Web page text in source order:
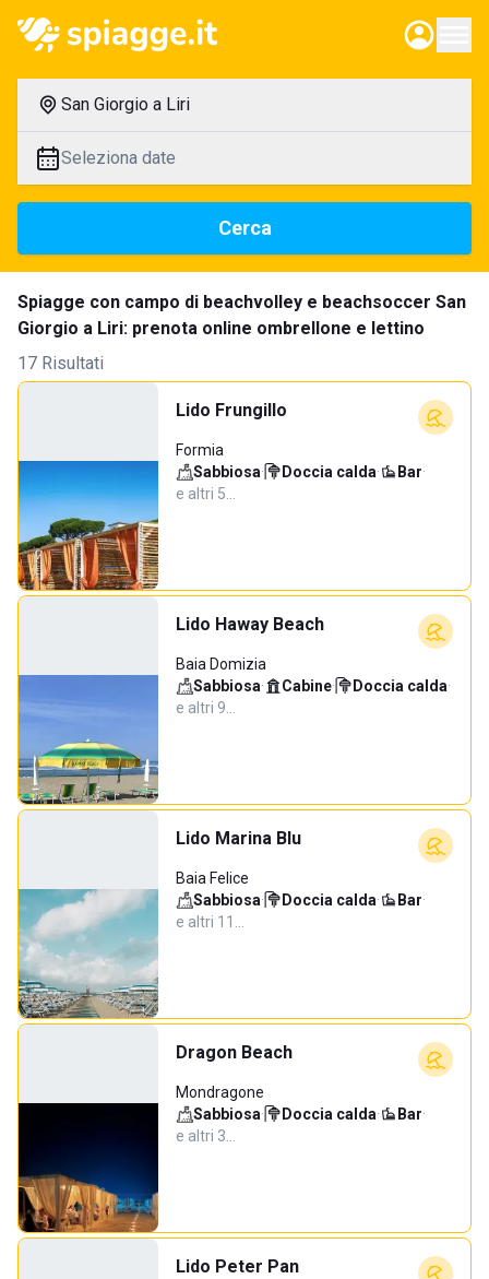
San Giorgio a Liri
Seleziona date
Cerca
Spiagge con campo di beachvolley e beachsoccer San
Giorgio a Liri: prenota online ombrellone e lettino
17 Risultati
Lido Frungillo
Formia
Sabbiosa· Doccia calda· Bar·
e altri 5…
Lido Haway Beach
Baia Domizia
Sabbiosa· Cabine· Doccia calda·
e altri 9…
Lido Marina Blu
Baia Felice
Sabbiosa· Doccia calda· Bar·
e altri 11…
Dragon Beach
Mondragone
Sabbiosa· Doccia calda· Bar·
e altri 3…
Lido Peter Pan